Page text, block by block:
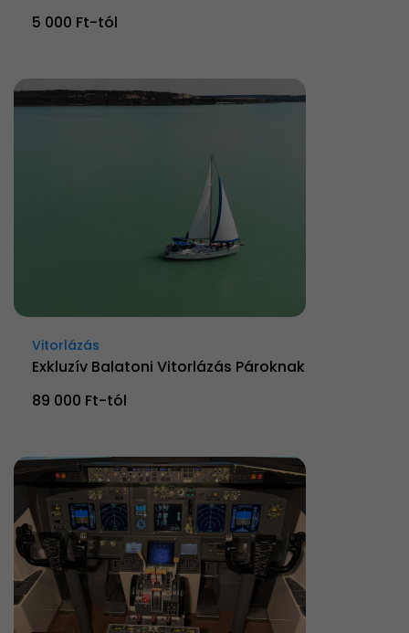
5 000 Ft-tól
Vitorlázás
Exkluzív Balatoni Vitorlázás Pároknak
89 000 Ft-tól